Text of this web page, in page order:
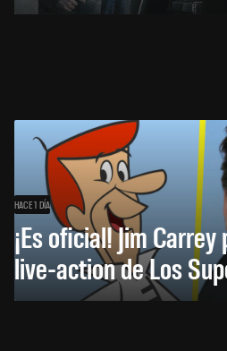
HACE 1 DÍA
¡Es oficial! Jim
live-action de Los